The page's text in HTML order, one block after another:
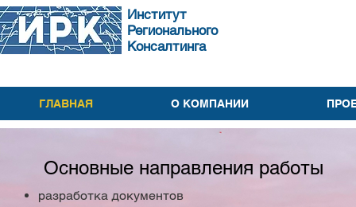
Институт
Регионального
Консалтинга
ГЛАВНАЯ О КОМПАНИИ
Основные направления работы
разработка документов